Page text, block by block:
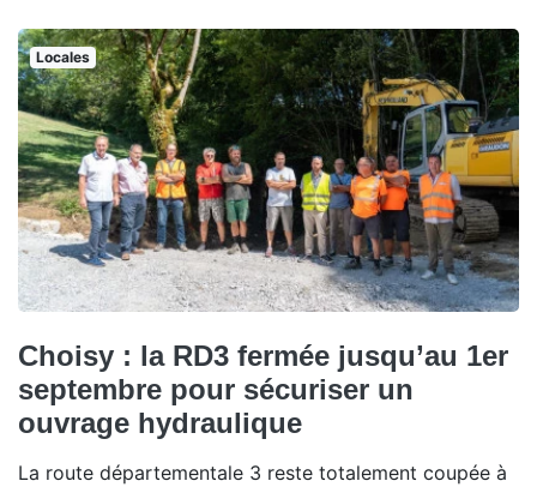
Locales
Choisy : la RD3 fermée jusqu’au 1er
septembre pour sécuriser un
ouvrage hydraulique
La route départementale 3 reste totalement coupée à